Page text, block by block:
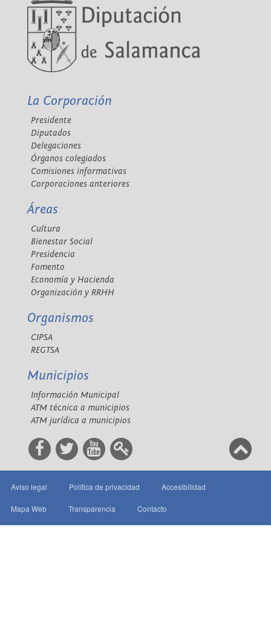
La Corporación
Presidente
Diputados
Delegaciones
Órganos colegiados
Comisiones informativas
Corporaciones anteriores
Áreas
Cultura
Bienestar Social
Presidencia
Fomento
Economía y Hacienda
Organización y RRHH
Organismos
CIPSA
REGTSA
Municipios
Información Municipal
ATM técnica a municipios
ATM jurídica a municipios
Aviso legal Política de privacidad Accesibilidad
Mapa Web Transparencia Contacto